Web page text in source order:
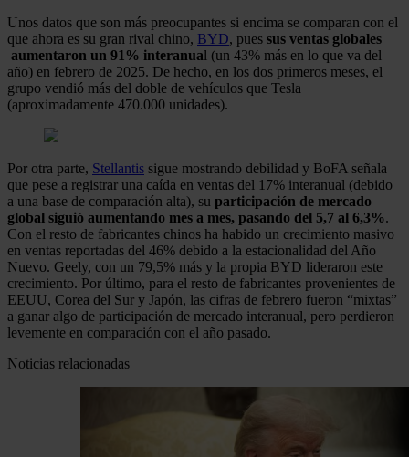
Unos datos que son más preocupantes si encima se comparan con el
que ahora es su gran rival chino, BYD, pues sus ventas globales
aumentaron un 91% interanual (un 43% más en lo que va del
año) en febrero de 2025. De hecho, en los dos primeros meses, el
grupo vendió más del doble de vehículos que Tesla
(aproximadamente 470.000 unidades).
Por otra parte, Stellantis sigue mostrando debilidad y BoFA señala
que pese a registrar una caída en ventas del 17% interanual (debido
a una base de comparación alta), su participación de mercado
global siguió aumentando mes a mes, pasando del 5,7 al 6,3%.
Con el resto de fabricantes chinos ha habido un crecimiento masivo
en ventas reportadas del 46% debido a la estacionalidad del Año
Nuevo. Geely, con un 79,5% más y la propia BYD lideraron este
crecimiento. Por último, para el resto de fabricantes provenientes de
EEUU, Corea del Sur y Japón, las cifras de febrero fueron “mixtas”
a ganar algo de participación de mercado interanual, pero perdieron
levemente en comparación con el año pasado.
Noticias relacionadas